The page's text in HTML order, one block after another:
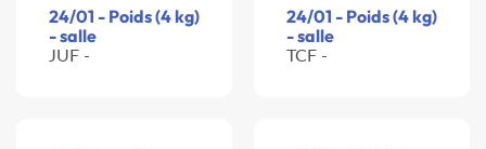
24/01 - Poids (4 kg)
- salle
JUF -
24/01 - Poids (4 kg)
- salle
TCF -